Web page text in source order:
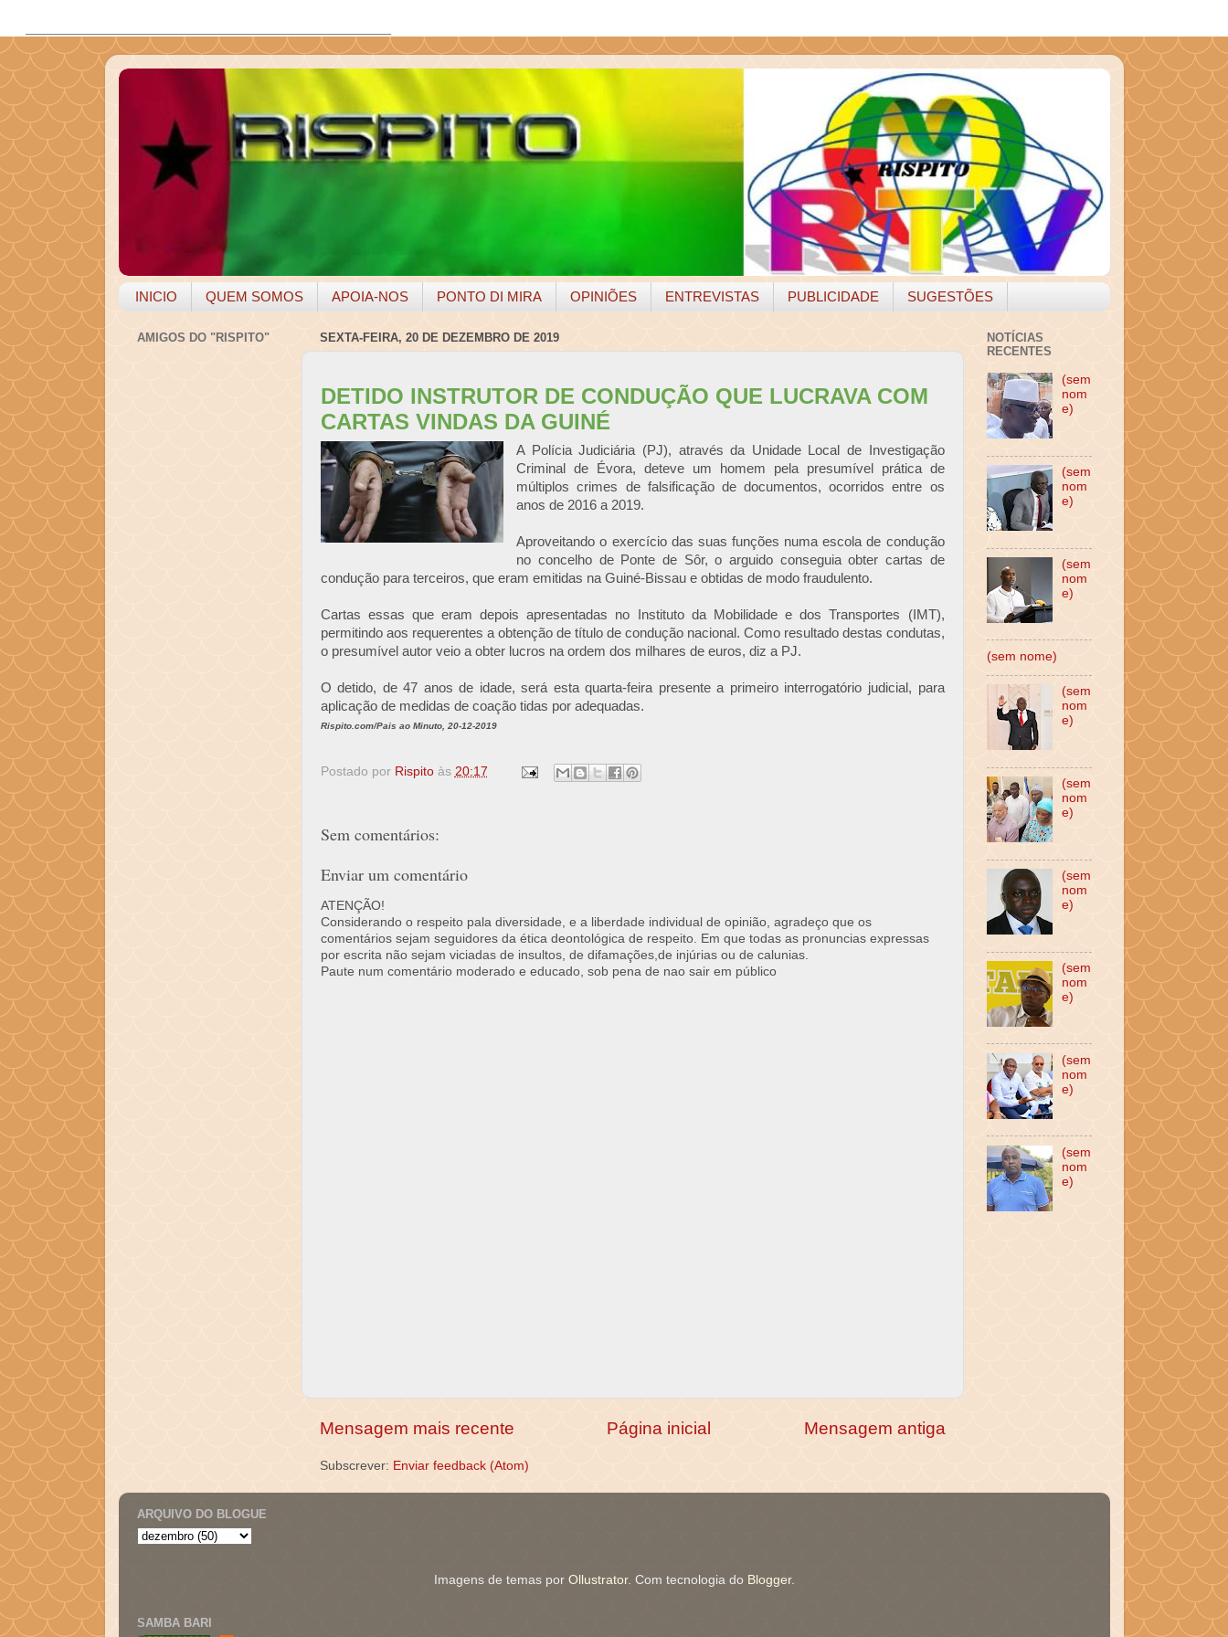
INICIO QUEM SOMOS APOIA-NOS PONTO DI MIRA OPINIÕES ENTREVISTAS PUBLICIDADE SUGESTÕES
SEXTA-FEIRA, 20 DE DEZEMBRO DE 2019
DETIDO INSTRUTOR DE CONDUÇÃO QUE LUCRAVA COM
CARTAS VINDAS DA GUINÉ
A Polícia Judiciária (PJ), através da Unidade Local de Investigação
Criminal de Évora, deteve um homem pela presumível prática de
múltiplos crimes de falsificação de documentos, ocorridos entre os
anos de 2016 a 2019.
Aproveitando o exercício das suas funções numa escola de condução
no concelho de Ponte de Sôr, o arguido conseguia obter cartas de
condução para terceiros, que eram emitidas na Guiné-Bissau e obtidas de modo fraudulento.
Cartas essas que eram depois apresentadas no Instituto da Mobilidade e dos Transportes (IMT),
permitindo aos requerentes a obtenção de título de condução nacional. Como resultado destas condutas,
o presumível autor veio a obter lucros na ordem dos milhares de euros, diz a PJ.
O detido, de 47 anos de idade, será esta quarta-feira presente a primeiro interrogatório judicial, para
aplicação de medidas de coação tidas por adequadas.
Rispito.com/Pais ao Minuto, 20-12-2019
Postado por Rispito às 20:17
Sem comentários:
Enviar um comentário
ATENÇÃO!
Considerando o respeito pala diversidade, e a liberdade individual de opinião, agradeço que os
comentários sejam seguidores da ética deontológica de respeito. Em que todas as pronuncias expressas
por escrita não sejam viciadas de insultos, de difamações,de injúrias ou de calunias.
Paute num comentário moderado e educado, sob pena de nao sair em público
Mensagem mais recente Mensagem antiga
Página inicial
Subscrever: Enviar feedback (Atom)
AMIGOS DO "RISPITO"
NOTÍCIAS
RECENTES
(sem
nom
e)
(sem
nom
e)
(sem
nom
e)
(sem nome)
(sem
nom
e)
(sem
nom
e)
(sem
nom
e)
(sem
nom
e)
(sem
nom
e)
(sem
nom
e)
ARQUIVO DO BLOGUE
Imagens de temas por Ollustrator. Com tecnologia do Blogger.
SAMBA BARI